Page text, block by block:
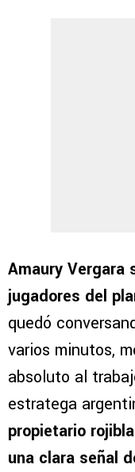
Amaury Vergara
jugadores del
quedó
varios minutos,
absoluto al
estratega
propietario
una clara señal